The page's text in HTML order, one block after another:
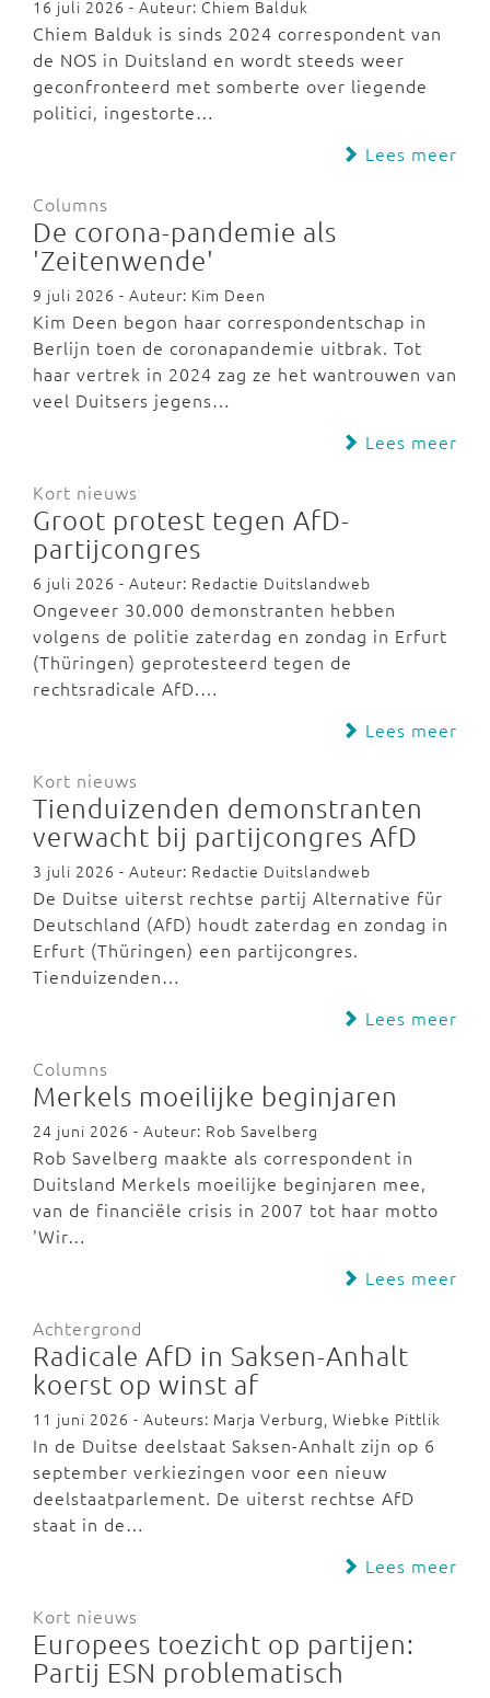
16 juli 2026 - Auteur: Chiem Balduk
Chiem Balduk is sinds 2024 correspondent van
de NOS in Duitsland en wordt steeds weer
geconfronteerd met somberte over liegende
politici, ingestorte…
Lees meer
Columns
De corona-pandemie als
'Zeitenwende'
9 juli 2026 - Auteur: Kim Deen
Kim Deen begon haar correspondentschap in
Berlijn toen de coronapandemie uitbrak. Tot
haar vertrek in 2024 zag ze het wantrouwen van
veel Duitsers jegens…
Lees meer
Kort nieuws
Groot protest tegen AfD-
partijcongres
6 juli 2026 - Auteur: Redactie Duitslandweb
Ongeveer 30.000 demonstranten hebben
volgens de politie zaterdag en zondag in Erfurt
(Thüringen) geprotesteerd tegen de
rechtsradicale AfD.…
Lees meer
Kort nieuws
Tienduizenden demonstranten
verwacht bij partijcongres AfD
3 juli 2026 - Auteur: Redactie Duitslandweb
De Duitse uiterst rechtse partij Alternative für
Deutschland (AfD) houdt zaterdag en zondag in
Erfurt (Thüringen) een partijcongres.
Tienduizenden…
Lees meer
Columns
Merkels moeilijke beginjaren
24 juni 2026 - Auteur: Rob Savelberg
Rob Savelberg maakte als correspondent in
Duitsland Merkels moeilijke beginjaren mee,
van de financiële crisis in 2007 tot haar motto
'Wir…
Lees meer
Achtergrond
Radicale AfD in Saksen-Anhalt
koerst op winst af
11 juni 2026 - Auteurs: Marja Verburg, Wiebke Pittlik
In de Duitse deelstaat Saksen-Anhalt zijn op 6
september verkiezingen voor een nieuw
deelstaatparlement. De uiterst rechtse AfD
staat in de…
Lees meer
Kort nieuws
Europees toezicht op partijen:
Partij ESN problematisch